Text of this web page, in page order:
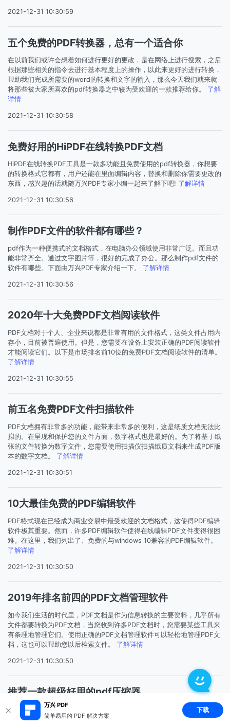
万兴 PDF
简单易用的 PDF 解决方案
下载
2021-12-31 10:30:59
五个免费的PDF转换器，总有一个适合你
在以前我们或许会想着如何进行更好的更改，是在网络上进行搜索，之后
根据那些相关的指令去进行基本程度上的操作，以此来更好的进行转换，
帮助我们完成所需要的word的转换和文字的输入，那么今天我们就来就
将那些被大家所喜欢的pdf转换器之中较为受欢迎的一款推荐给你。 了解
详情
2021-12-31 10:30:58
免费好用的HiPDF在线转换PDF文档
HiPDF在线转换PDF工具是一款多功能且免费使用的pdf转换器，你想要
的转换格式它都有，用户还能在里面编辑内容，替换和删除你需要更改的
东西，感兴趣的话就随万兴PDF专家小编一起来了解下吧! 了解详情
2021-12-31 10:30:56
制作PDF文件的软件都有哪些？
pdf作为一种便携式的文档格式，在电脑办公领域使用非常广泛。而且功
能非常齐全。通过文字图片等，很好的完成了办公。那么制作pdf文件的
软件有哪些。下面由万兴PDF专家介绍一下。 了解详情
2021-12-31 10:30:56
2020年十大免费PDF文档阅读软件
PDF文档对于个人、企业来说都是非常有用的文件格式，这类文件占用内
存小，目前被普遍使用。但是，您需要在设备上安装正确的PDF阅读软件
才能阅读它们。以下是市场排名前10位的免费PDF文档阅读软件的清单。
了解详情
2021-12-31 10:30:55
前五名免费PDF文件扫描软件
PDF文档拥有非常多的功能，能带来非常多的便利，这是纸质文档无法比
拟的。在呈现和保护您的文件方面，数字格式也是最好的。为了将基于纸
张的文件转换为数字文件，您需要使用扫描仪扫描纸质文档来生成PDF版
本的数字文档。 了解详情
2021-12-31 10:30:51
10大最佳免费的PDF编辑软件
PDF格式现在已经成为商业交易中最受欢迎的文档格式，这使得PDF编辑
软件极其重要。然而，许多PDF编辑软件使得在线编辑PDF文件变得很困
难。在这里，我们列出了、免费的与windows 10兼容的PDF编辑软件。
了解详情
2021-12-31 10:30:50
2019年排名前四的PDF文档管理软件
如今我们生活的时代里，PDF文档是作为信息转换的主要资料，几乎所有
文件都要转换为PDF文档，当您收到许多PDF文档时，您需要某些工具来
有条理地管理它们。使用正确的PDF文档管理软件可以轻松地管理PDF文
档，这也可以帮助您以后检索文件。 了解详情
2021-12-31 10:30:50
推荐一款超级好用的pdf压缩器
在pdf文档的使用过程中，经常会遇到要压缩的情况，但是又怕影响文件
的质量和效果，怎么办呢，别着急，今天万兴PDF专家给大家推荐一款超